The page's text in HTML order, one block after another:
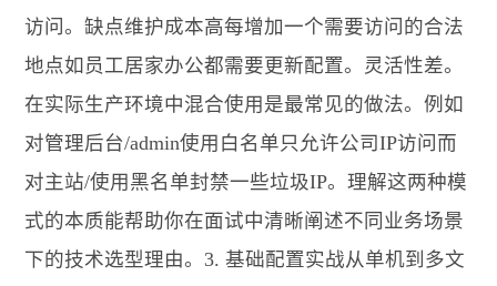
访问。缺点维护成本高每增加一个需要访问的合法
地点如员工居家办公都需要更新配置。灵活性差。
在实际生产环境中混合使用是最常见的做法。例如
对管理后台/admin使用白名单只允许公司IP访问而
对主站/使用黑名单封禁一些垃圾IP。理解这两种模
式的本质能帮助你在面试中清晰阐述不同业务场景
下的技术选型理由。3. 基础配置实战从单机到多文